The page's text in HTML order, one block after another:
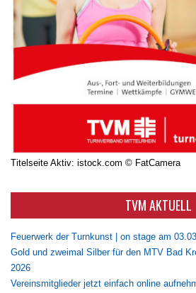
Titelseite Aktiv: istock.com © FatCamera
TVM AKTUELL
Feuerwerk der Turnkunst | on stage am
Gold und zweimal Silber für den MTV Bad
2026
Vereinsmitglieder jetzt einfach online